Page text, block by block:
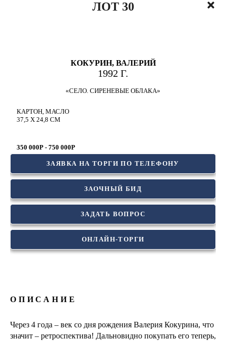
ЛОТ 30
КОКУРИН, ВАЛЕРИЙ
1992 Г.
«СЕЛО. СИРЕНЕВЫЕ ОБЛАКА»
КАРТОН, МАСЛО
37,5 Х 24,8 СМ
350 000Р - 750 000Р
ЗАЯВКА НА ТОРГИ ПО ТЕЛЕФОНУ
ЗАОЧНЫЙ БИД
ЗАДАТЬ ВОПРОС
ОНЛАЙН-ТОРГИ
ОПИСАНИЕ
Через 4 года – век со дня рождения Валерия Кокурина, что
значит – ретроспектива! Дальновидно покупать его теперь,